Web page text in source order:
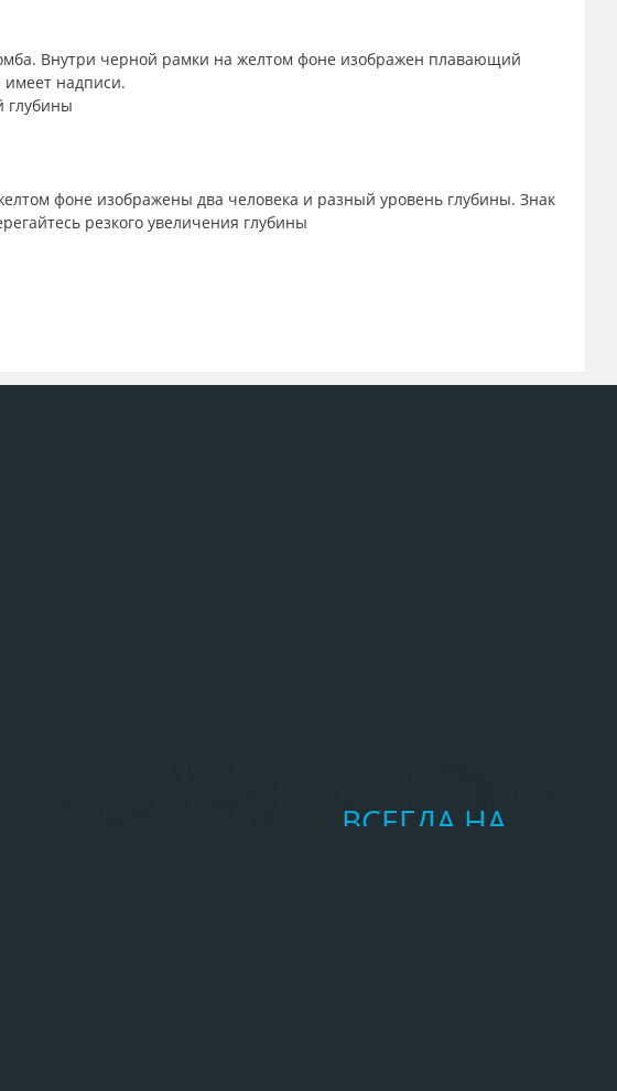
Внутри черной рамки на желтом фоне изображен плавающий
имеет надписи.
глубины
фоне изображены два человека и разный уровень глубины. Знак
резкого увеличения глубины
ВСЕГДА НА